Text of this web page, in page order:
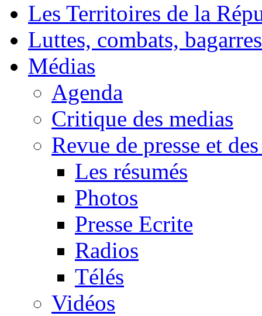
Les Territoires de la
Luttes, combats, bagarres
Médias
Agenda
Critique des medias
Revue de presse et
Les résumés
Photos
Presse Ecrite
Radios
Télés
Vidéos